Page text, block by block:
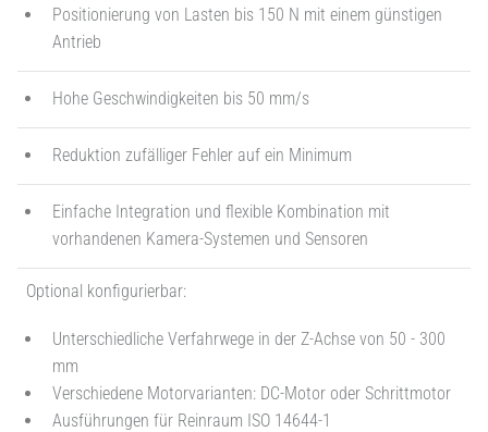
Positionierung von Lasten bis 150 N mit einem günstigen
Antrieb
Hohe Geschwindigkeiten bis 50 mm/s
Reduktion zufälliger Fehler auf ein Minimum
Einfache Integration und flexible Kombination mit
vorhandenen Kamera-Systemen und Sensoren
Optional konfigurierbar:
Unterschiedliche Verfahrwege in der Z-Achse von 50 - 300
mm
Verschiedene Motorvarianten: DC-Motor oder Schrittmotor
Ausführungen für Reinraum ISO 14644-1